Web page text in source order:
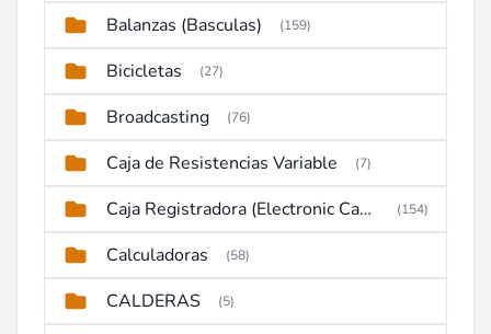
Balanzas (Basculas) (159)
Bicicletas (27)
Broadcasting (76)
Caja de Resistencias Variable (7)
Caja Registradora (Electronic Cash Register) (154)
Calculadoras (58)
CALDERAS (5)